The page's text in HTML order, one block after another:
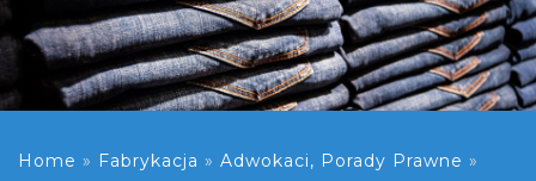
Home » Fabrykacja » Adwokaci, Porady Prawne »